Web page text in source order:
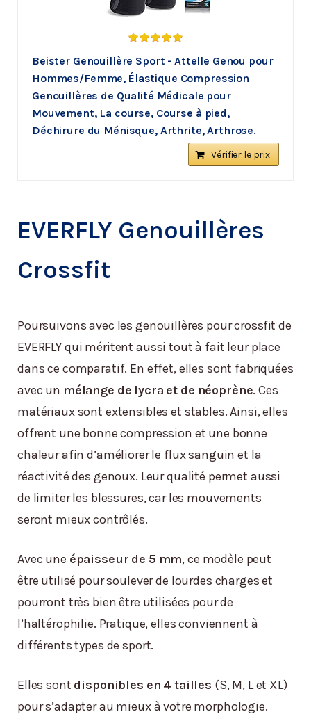
Beister Genouillère Sport - Attelle Genou pour
Hommes/Femme, Élastique Compression
Genouillères de Qualité Médicale pour
Mouvement, La course, Course à pied,
Déchirure du Ménisque, Arthrite, Arthrose.
Vérifier le prix
EVERFLY Genouillères
Crossfit
Poursuivons avec les genouillères pour crossfit de
EVERFLY qui méritent aussi tout à fait leur place
dans ce comparatif. En effet, elles sont fabriquées
avec un mélange de lycra et de néoprène. Ces
matériaux sont extensibles et stables. Ainsi, elles
offrent une bonne compression et une bonne
chaleur afin d’améliorer le flux sanguin et la
réactivité des genoux. Leur qualité permet aussi
de limiter les blessures, car les mouvements
seront mieux contrôlés.
Avec une épaisseur de 5 mm, ce modèle peut
être utilisé pour soulever de lourdes charges et
pourront très bien être utilisées pour de
l’haltérophilie. Pratique, elles conviennent à
différents types de sport.
Elles sont disponibles en 4 tailles (S, M, L et XL)
pour s’adapter au mieux à votre morphologie.